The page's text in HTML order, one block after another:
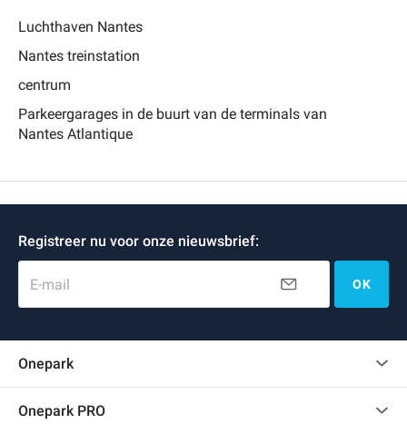
Luchthaven Nantes
Nantes treinstation
centrum
Parkeergarages in de buurt van de terminals van
Nantes Atlantique
Registreer nu voor onze nieuwsbrief:
E-mail OK
Onepark
Onepark PRO